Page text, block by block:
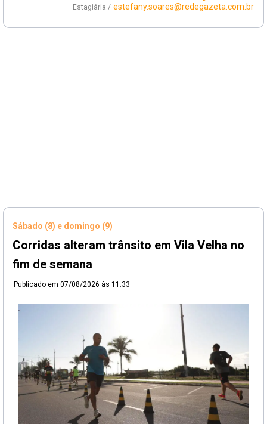
Estagiária / estefany.soares@redegazeta.com.br
Sábado (8) e domingo (9)
Corridas alteram trânsito em Vila Velha no
fim de semana
Publicado em 07/08/2026 às 11:33